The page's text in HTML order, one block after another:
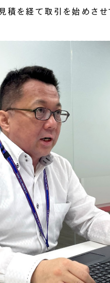
積を経て取引を始めさせ